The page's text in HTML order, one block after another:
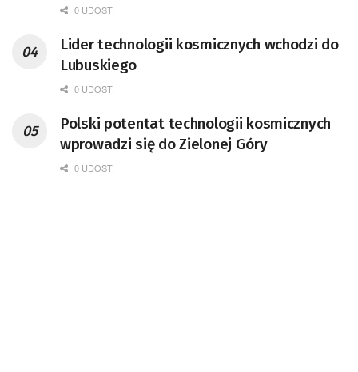
Kompetencji Przemysłu Lotniczo-
Badań Kosmicznych i Satelitarnych PAN.
0 UDOST.
Lider technologii kosmicznych wchodzi do
Lubuskiego
0 UDOST.
Polski potentat technologii kosmicznych
wprowadzi się do Zielonej Góry
0 UDOST.